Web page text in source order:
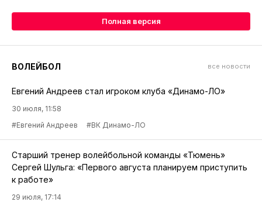
Полная версия
ВОЛЕЙБОЛ все новости
Евгений Андреев стал игроком клуба «Динамо-ЛО»
30 июля, 11:58
#Евгений Андреев
#ВК Динамо-ЛО
Старший тренер волейбольной команды «Тюмень»
Сергей Шульга: «Первого августа планируем приступить
к работе»
29 июля, 17:14